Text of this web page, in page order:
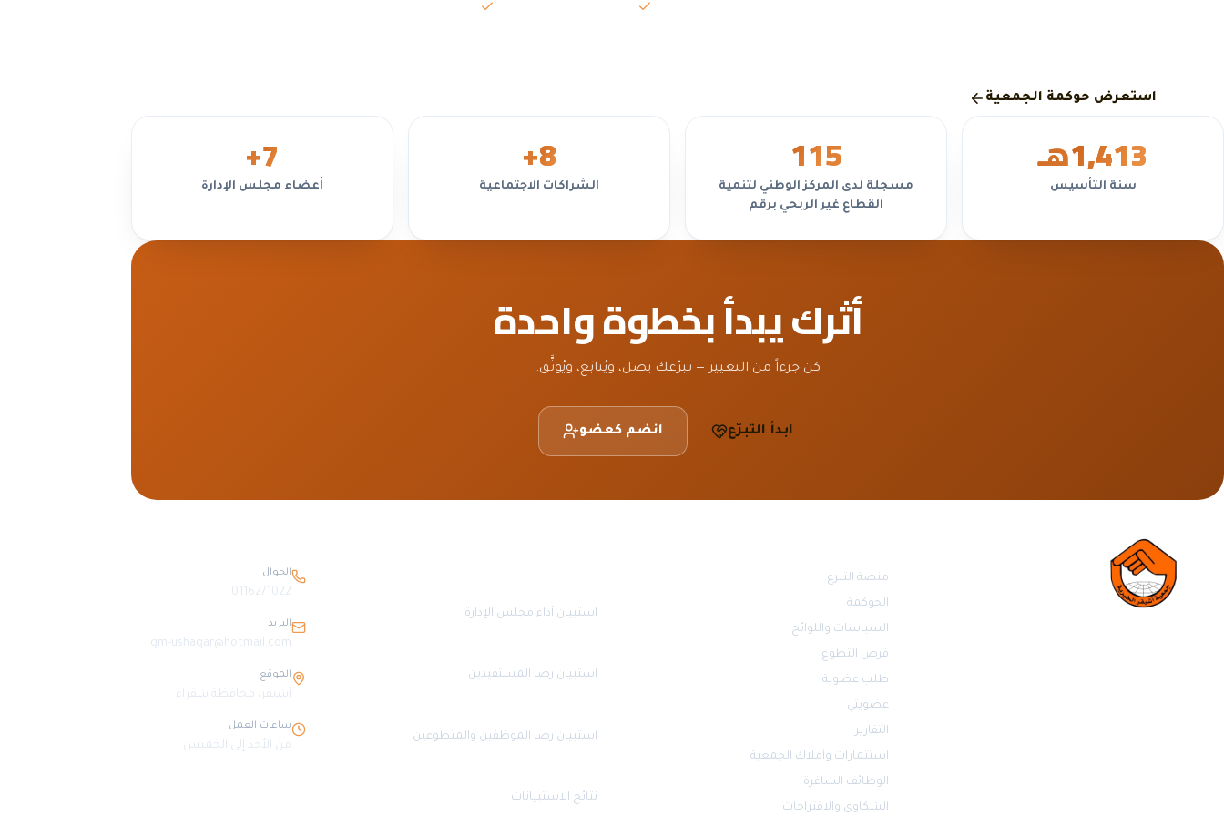
استعرض حوكمة الجمعية
1,413هـ
سنة التأسيس
115
مسجلة لدى المركز الوطني لتنمية
القطاع غير الربحي برقم
8
+
الشراكات الاجتماعية
7
+
أعضاء مجلس الإدارة
أثرك يبدأ بخطوة واحدة
كن جزءاً من التغيير — تبرّعك يصل، ويُتابَع، ويُوثَّق.
ابدأ التبرّع انضم كعضو
منصة التبرع
الحوكمة
السياسات واللوائح
فرص التطوع
طلب عضوية
عضويتي
التقارير
استثمارات وأملاك الجمعية
الوظائف الشاغرة
الشكاوى والاقتراحات
استبيان أداء مجلس الإدارة
استبيان رضا المستفيدين
استبيان رضا الموظفين والمتطوعين
نتائج الاستبيانات
الجوال
0116271022
البريد
gm-ushaqar@hotmail.com
الموقع
أشيقر، محافظة شقراء
ساعات العمل
من الأحد إلى الخميس